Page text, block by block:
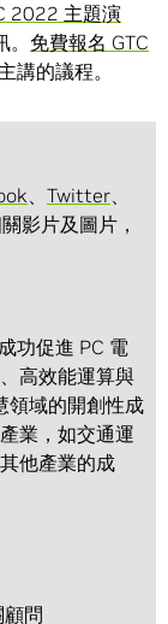
2022 主題演
免費報名 GTC
講的議程。
、 Twitter、
影片及圖片，
功促進 PC 電
高效能運算與
領域的開創性成
業，如交通運
他產業的成
問